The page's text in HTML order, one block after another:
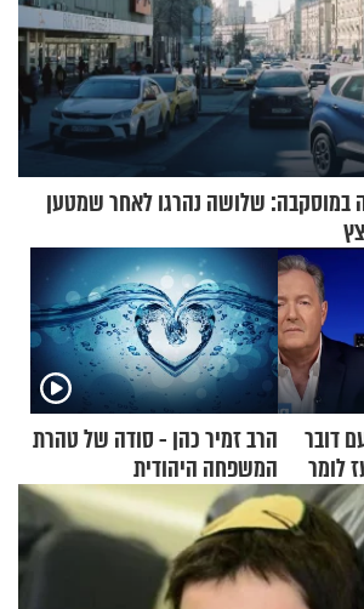
במוסקבה: שלושה נהרגו לאחר שמטען
דובר
לומר
הרב זמיר כהן - סודה של טהרת
המשפחה היהודית